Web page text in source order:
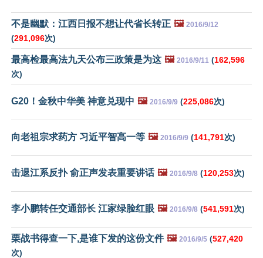
不是幽默：江西日报不想让代省长转正 🖼️ 2016/9/12
(291,096次)
最高检最高法九天公布三政策是为这 🖼️ 2016/9/11 (162,596
次)
G20！金秋中华美 神意兑现中 🖼️ 2016/9/9 (225,086次)
向老祖宗求药方 习近平智高一等 🖼️ 2016/9/9 (141,791次)
击退江系反扑 俞正声发表重要讲话 🖼️ 2016/9/8 (120,253次)
李小鹏转任交通部长 江家绿脸红眼 🖼️ 2016/9/8 (541,591次)
栗战书得查一下,是谁下发的这份文件 🖼️ 2016/9/5 (527,420
次)